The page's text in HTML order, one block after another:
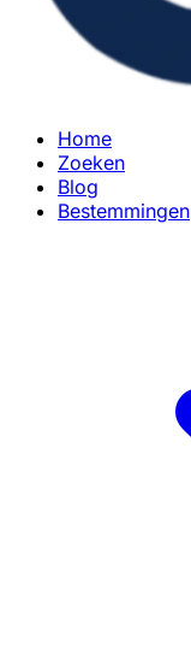
Home
Zoeken
Blog
Bestemmingen